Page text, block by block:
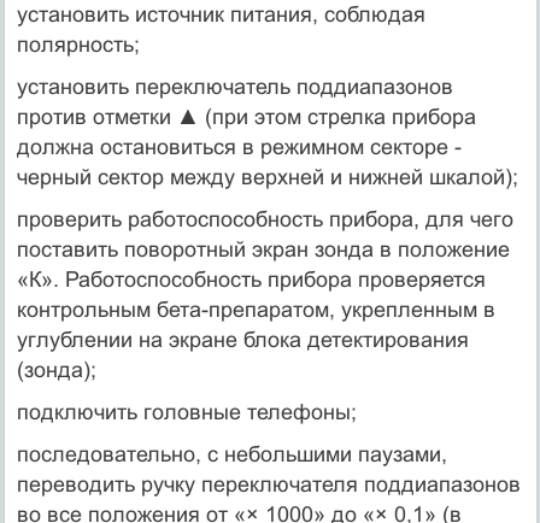
установить источник питания, соблюдая
полярность;
установить переключатель поддиапазонов
против отметки ▲ (при этом стрелка прибора
должна остановиться в режимном секторе -
черный сектор между верхней и нижней шкалой);
проверить работоспособность прибора, для чего
поставить поворотный экран зонда в положение
«К». Работоспособность прибора проверяется
контрольным бета-препаратом, укрепленным в
углублении на экране блока детектирования
(зонда);
подключить головные телефоны;
последовательно, с небольшими паузами,
переводить ручку переключателя поддиапазонов
во все положения от «× 1000» до «× 0,1» (в